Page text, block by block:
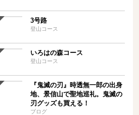
3号路
登山コース
いろはの森コース
登山コース
『鬼滅の刃』時透無一郎の出身
地、景信山で聖地巡礼。鬼滅の
刃グッズも買える！
ブログ